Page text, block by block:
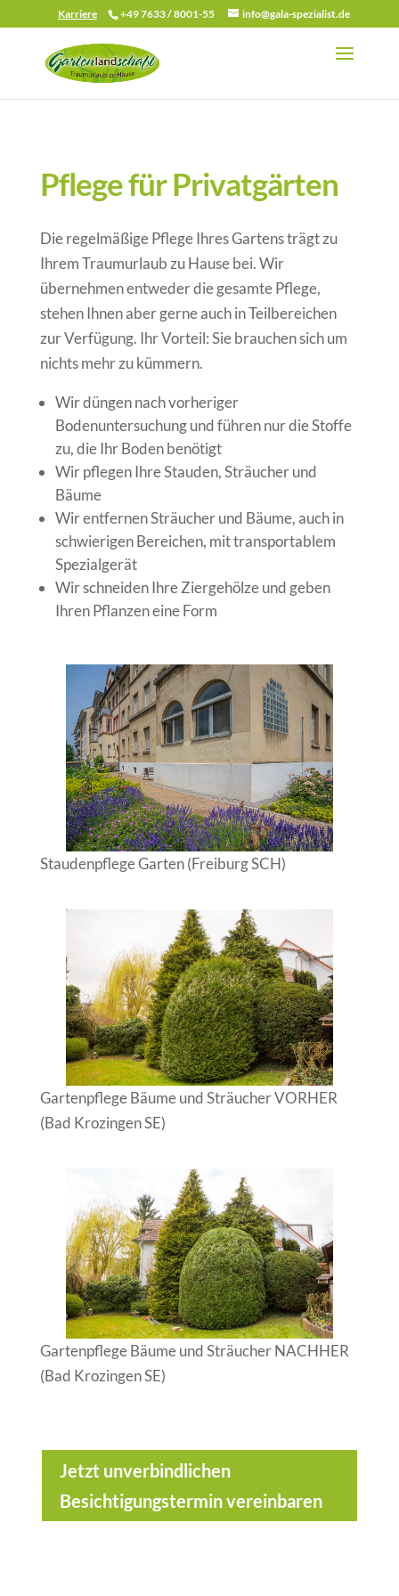
Karriere +49 7633 / 8001-55 info@gala-spezialist.de
Pflege für Privatgärten
Die regelmäßige Pflege Ihres Gartens trägt zu
Ihrem Traumurlaub zu Hause bei. Wir
übernehmen entweder die gesamte Pflege,
stehen Ihnen aber gerne auch in Teilbereichen
zur Verfügung. Ihr Vorteil: Sie brauchen sich um
nichts mehr zu kümmern.
Wir düngen nach vorheriger
Bodenuntersuchung und führen nur die Stoffe
zu, die Ihr Boden benötigt
Wir pflegen Ihre Stauden, Sträucher und
Bäume
Wir entfernen Sträucher und Bäume, auch in
schwierigen Bereichen, mit transportablem
Spezialgerät
Wir schneiden Ihre Ziergehölze und geben
Ihren Pflanzen eine Form
Staudenpflege Garten (Freiburg SCH)
Gartenpflege Bäume und Sträucher VORHER
(Bad Krozingen SE)
Gartenpflege Bäume und Sträucher NACHHER
(Bad Krozingen SE)
Jetzt unverbindlichen
Besichtigungstermin vereinbaren